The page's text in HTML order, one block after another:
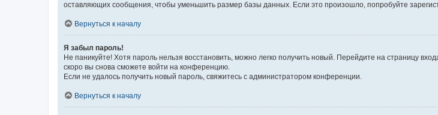
оставляющих сообщения, чтобы уменьшить размер базы данных. Если это произошло, попробуйте
Вернуться к началу
Я забыл пароль!
Не паникуйте! Хотя пароль нельзя восстановить, можно легко получить новый. Перейдите на страницу
скоро вы снова сможете войти на конференцию.
Если не удалось получить новый пароль, свяжитесь с администратором конференции.
Вернуться к началу